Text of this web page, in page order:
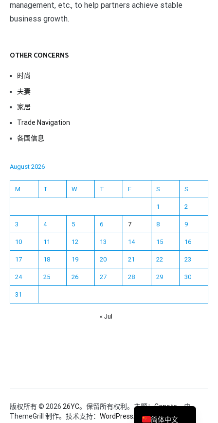
management, etc., to help partners achieve stable
business growth.
OTHER CONCERNS
时尚
夫妻
家居
Trade Navigation
各国信息
August 2026
M T W T F S S
1 2
3 4 5 6 7 8 9
10 11 12 13 14 15 16
17 18 19 20 21 22 23
24 25 26 27 28 29 30
31
« Jul
版权所有 © 2026 26YC。保留所有权利。主题：Cenote，由
ThemeGrill 制作。技术支持： WordPress。 简体中文
English